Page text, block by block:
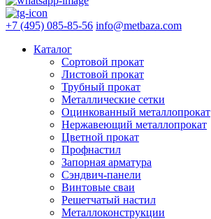
+7 (495) 085-85-56 info@metbaza.com
Каталог
Сортовой прокат
Листовой прокат
Трубный прокат
Металлические сетки
Оцинкованный металлопрокат
Нержавеющий металлопрокат
Цветной прокат
Профнастил
Запорная арматура
Сэндвич-панели
Винтовые сваи
Решетчатый настил
Металлоконструкции